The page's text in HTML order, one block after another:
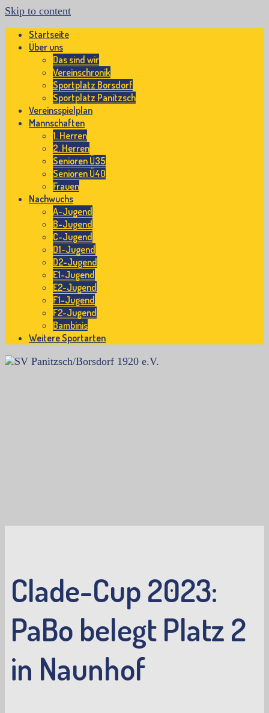
Skip to content
Startseite
Über uns
Das sind wir
Vereinschronik
Sportplatz Borsdorf
Sportplatz Panitzsch
Vereinsspielplan
Mannschaften
1. Herren
2. Herren
Senioren Ü35
Senioren Ü40
Frauen
Nachwuchs
A-Jugend
B-Jugend
C-Jugend
D1-Jugend
D2-Jugend
E1-Jugend
E2-Jugend
F1-Jugend
F2-Jugend
Bambinis
Weitere Sportarten
Clade-Cup 2023:
PaBo belegt Platz 2
in Naunhof